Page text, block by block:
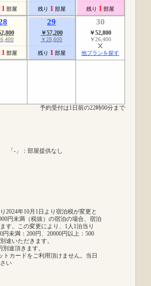
1 部屋 残り 1 部屋 残り 1 部屋
1 部屋
29
￥57,200
￥28,600
残り 1 部屋
30
￥52,800
￥26,400
他プランを探す
予約受付は1日前の22時00分まで
「-」：部屋提供なし
2024年10月1日より宿泊税が変更と
円未満（税抜）の宿泊の場合、宿泊
す。この変更により、1人1泊当り
円未満：200円、20000円以上：500
途いただきます。
別途頂きます。
トカードをご利用頂けません。当日
い